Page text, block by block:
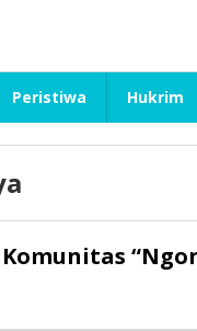
Peristiwa Hukrim